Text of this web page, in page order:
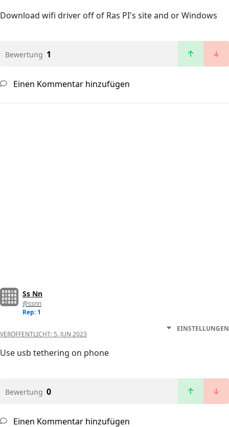
Download wifi driver off of Ras PI's site and or Windows
Bewertung 1
Einen Kommentar hinzufügen
Ss Nn
@ssnn
Rep: 1
VERÖFFENTLICHT: 5. JUN 2023
EINSTELLUNGEN
Use usb tethering on phone
Bewertung 0
Einen Kommentar hinzufügen